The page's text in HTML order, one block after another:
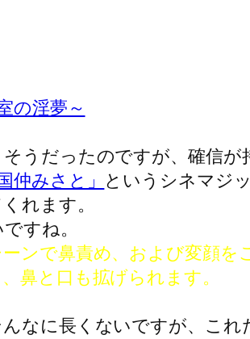
の淫夢～
うだったのですが、確信
仲みさと」 というシネマジ
れます。
すね。
ンで鼻責め、および変顔を
鼻と口も拡げられます。
なに長くないですが、これ